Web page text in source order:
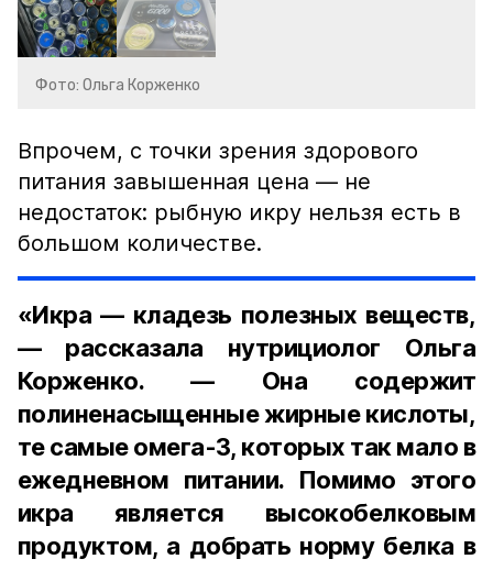
Фото: Ольга Корженко
Впрочем, с точки зрения здорового
питания завышенная цена — не
недостаток: рыбную икру нельзя есть в
большом количестве.
«Икра — кладезь полезных веществ,
— рассказала нутрициолог Ольга
Корженко. — Она содержит
полиненасыщенные жирные кислоты,
те самые омега-3, которых так мало в
ежедневном питании. Помимо этого
икра является высокобелковым
продуктом, а добрать норму белка в